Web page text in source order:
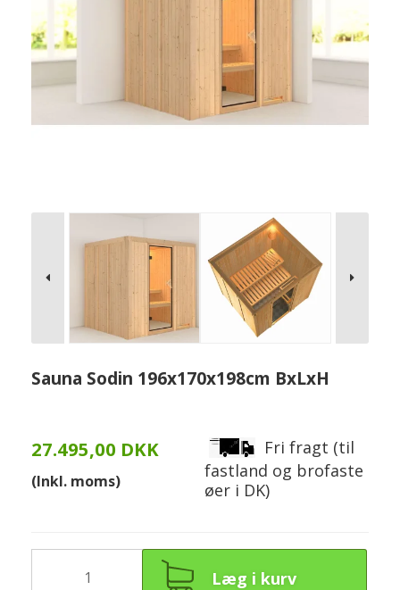
Sauna Sodin 196x170x198cm BxLxH
27.495,00 DKK
(Inkl. moms)
Fri fragt (til
fastland og brofaste
øer i DK)
Læg i kurv